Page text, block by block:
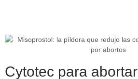
Cytotec para abortar